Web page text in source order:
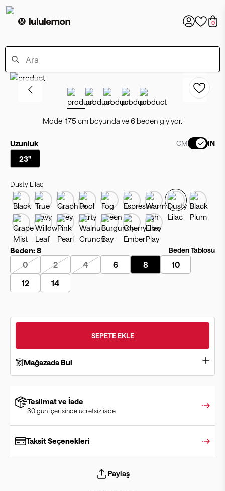
0
Model 175 cm boyunda ve 6 beden giyiyor.
Uzunluk CM IN
23"
Dusty Lilac
Beden: 8 Beden Tablosu
0 2 4 6 8
10
12
14
SEPETE EKLE
Mağazada Bul
Teslimat ve İade
30 gün içerisinde ücretsiz iade
Taksit Seçenekleri
Paylaş